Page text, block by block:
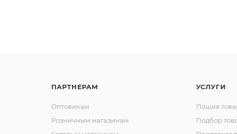
ПАРТНЕРАМ
Оптовикам
Розничным магазинам
УСЛУГИ
Пошив
Подбор